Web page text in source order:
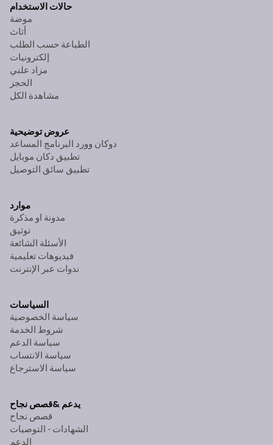
حالات الاستخدام
موضة
أثاث
الطباعة حسب الطلب
إلكترونيات
مزاد علني
الحجز
مشاهدة الكل
عروض توضيحية
دوكان وورد البرنامج المساعد
تطبيق دكان موبايل
تطبيق سائق التوصيل
موارد
مدونة او مذكرة
توثيق
الأسئلة الشائعة
فيديوهات تعليمية
ندوات عبر الإنترنت
السياسات
سياسة الخصوصية
شروط الخدمة
سياسة الدعم
سياسة الانتساب
سياسة الاسترجاع
يدعم &قصص نجاح
قصص نجاح
الشهادات - التوصيات
الدعم